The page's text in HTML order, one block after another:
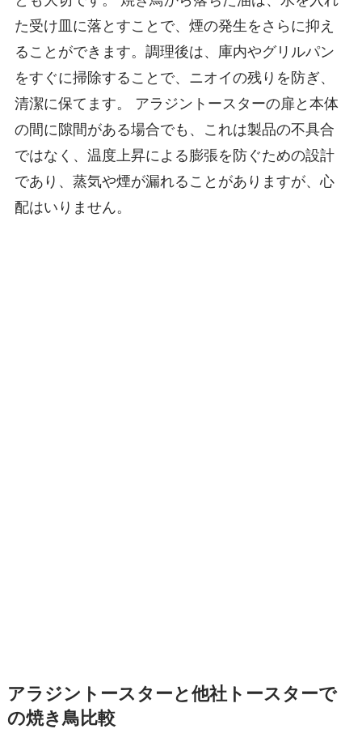
た受け皿に落とすことで、煙の発生をさらに抑え
ることができます。調理後は、庫内やグリルパン
をすぐに掃除することで、ニオイの残りを防ぎ、
清潔に保てます。 アラジントースターの扉と本体
の間に隙間がある場合でも、これは製品の不具合
ではなく、温度上昇による膨張を防ぐための設計
であり、蒸気や煙が漏れることがありますが、心
配はいりません。
アラジントースターと他社トースターで
の焼き鳥比較